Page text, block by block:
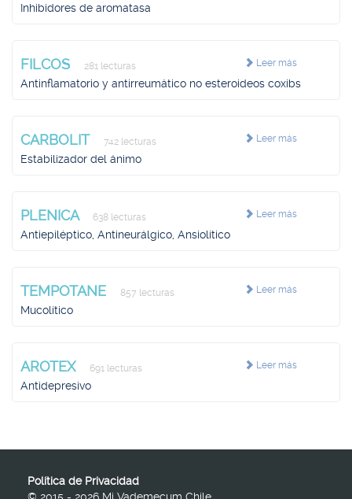
Inhibidores de aromatasa
Leer más
FILCOS 281 lecturas
Antinflamatorio y antirreumático no esteroideos coxibs
Leer más
CARBOLIT 742 lecturas
Estabilizador del ánimo
Leer más
PLENICA 638 lecturas
Antiepiléptico, Antineurálgico, Ansiolítico
Leer más
TEMPOTANE 857 lecturas
Mucolítico
Leer más
AROTEX 691 lecturas
Antidepresivo
Política de Privacidad